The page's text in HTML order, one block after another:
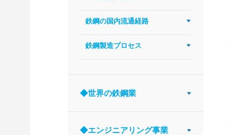
鉄鋼の国内流通経路
鉄鋼製造プロセス
◆世界の鉄鋼業
◆エンジニアリング事業